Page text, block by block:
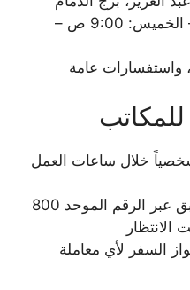
الأحد – الخميس: 9:00 ص –
واستفسارات عامة
خلال ساعات العمل
يُفضل حجز موعد مسبق عبر الرقم الموحد 800
السفر لأي معاملة